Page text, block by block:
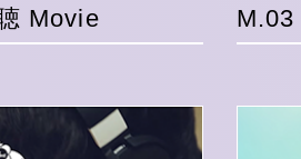
Movie